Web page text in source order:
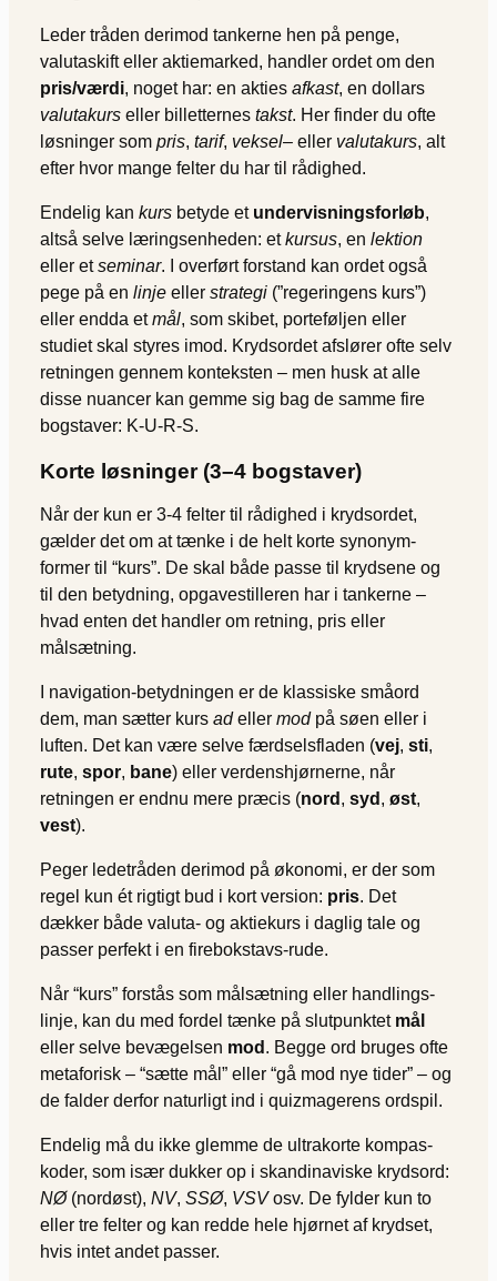
Leder tråden derimod tankerne hen på penge,
valutaskift eller aktiemarked, handler ordet om den
pris/værdi, noget har: en akties afkast, en dollars
valutakurs eller billetternes takst. Her finder du ofte
løsninger som pris, tarif, veksel– eller valutakurs, alt
efter hvor mange felter du har til rådighed.
Endelig kan kurs betyde et undervisningsforløb,
altså selve læringsenheden: etkursus, en lektion
eller etseminar. I overført forstand kan ordet også
pege på en linje eller strategi (”regeringens kurs”)
eller endda etmål, som skibet, porteføljen eller
studiet skal styres imod. Krydsordet afslører ofte selv
retningen gennem konteksten – men husk at alle
disse nuancer kan gemme sig bag de samme fire
bogstaver: K-U-R-S.
Korte løsninger (3–4 bogstaver)
Når der kun er 3-4 felter til rådighed i krydsordet,
gælder det om at tænke i de helt korte synonym­
former til “kurs”. De skal både passe til krydsene og
til den betydning, opgave­stilleren har i tankerne –
hvad enten det handler om retning, pris eller
målsætning.
I navigation-betydningen er de klassiske småord
dem, man sætter kurs adeller modpå søen eller i
luften. Det kan være selve færdsels­fladen (vej, sti,
rute, spor, bane) eller verdens­hjørnerne, når
retningen er endnu mere præcis (nord , syd , øst,
vest).
Peger ledetråden derimod på økonomi, er der som
regel kun ét rigtigt bud i kort version: pris. Det
dækker både valuta- og aktie­kurs i daglig tale og
passer perfekt i en fire­bokstavs-rude.
Når “kurs” forstås som målsætning eller handlings­
linje, kan du med fordel tænke på slutpunktet mål
eller selve bevægelsen mod . Begge ord bruges ofte
metaforisk – “sætte mål” eller “gå mod nye tider” – og
de falder derfor naturligt ind i quiz­magerens ord­spil.
Endelig må du ikke glemme de ultrakorte kompas­
koder, som især dukker op i skandinaviske krydsord:
NØ(nordøst), NV, SSØ, VSVosv. De fylder kun to
eller tre felter og kan redde hele hjørnet af krydset,
hvis intet andet passer.